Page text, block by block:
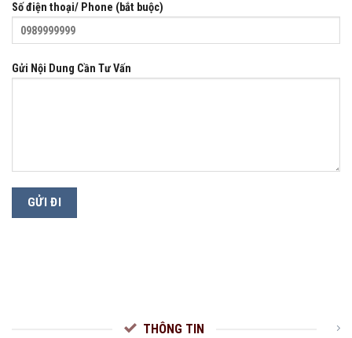
Số điện thoại/ Phone (bắt buộc)
Gửi Nội Dung Cần Tư Vấn
THÔNG TIN